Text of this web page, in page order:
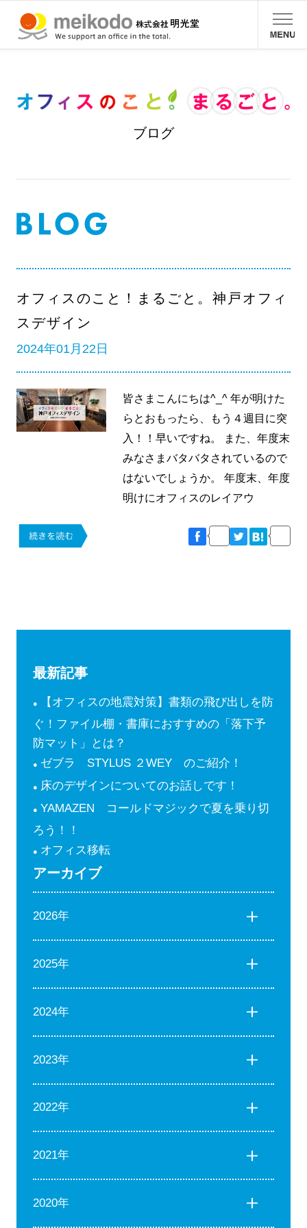
ブログ
オフィスのこと！まるごと。神戸オフィ
スデザイン
2024年01月22日
皆さまこんにちは^_^ 年が明けた
らとおもったら、もう４週目に突
入！！早いですね。 また、年度末
みなさまバタバタされているので
はないでしょうか。 年度末、年度
明けにオフィスのレイアウ
最新記事
【オフィスの地震対策】書類の飛び出しを防
ぐ！ファイル棚・書庫におすすめの「落下予
防マット」とは？
ゼブラ STYLUS ２WEY のご紹介！
床のデザインについてのお話しです！
YAMAZEN コールドマジックで夏を乗り切
ろう！！
オフィス移転
アーカイブ
2026年
2025年
2024年
2023年
2022年
2021年
2020年